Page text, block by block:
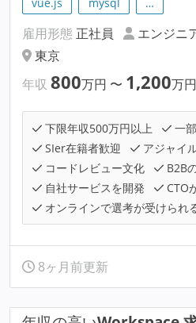
雇用形態 正社員
エンジニ
東京
年収 800万円 〜 1,200万円
下限年収500万円以上
一
SIer在籍者歓迎
アジャイ
コードレビュー文化
B2B
自社サービスを開発
CTO
オンラインで選考が受けられ
8ヶ月前更新